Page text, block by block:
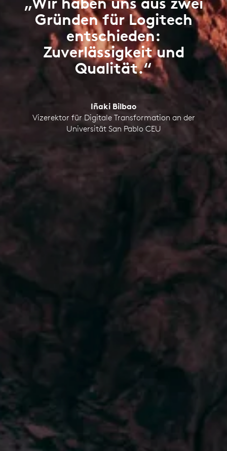
Gründen für Logitech
entschieden:
Zuverlässigkeit und
Qualität.“
Iñaki Bilbao
Vizerektor für Digitale Transformation an der
Universität San Pablo CEU